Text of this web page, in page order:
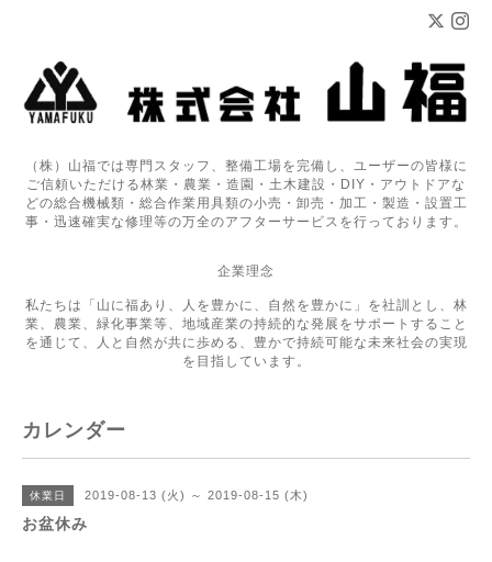
（株）山福では専門スタッフ、整備工場を完備し、ユーザーの皆様に
ご信頼いただける林業・農業・造園・土木建設・DIY・アウトドアな
どの総合機械類・総合作業用具類の小売・卸売・加工・製造・設置工
事・迅速確実な修理等の万全のアフターサービスを行っております。
企業理念
私たちは「山に福あり、人を豊かに、自然を豊かに」を社訓とし、林
業、農業、緑化事業等、地域産業の持続的な発展をサポートすること
を通じて、人と自然が共に歩める、豊かで持続可能な未来社会の実現
を目指しています。
カレンダー
休業日 2019-08-13 (火) ～ 2019-08-15 (木)
お盆休み